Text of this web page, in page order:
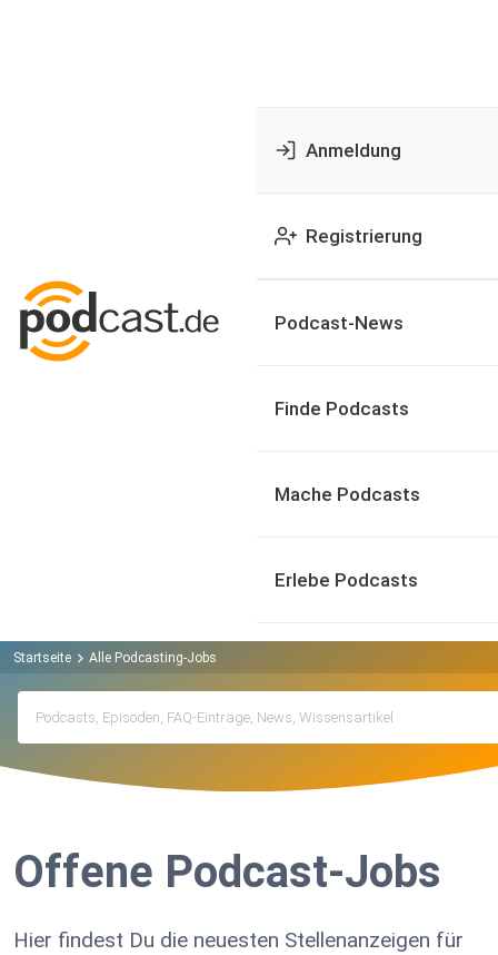
Anmeldung
Registrierung
Podcast-News
Finde Podcasts
Mache Podcasts
Erlebe Podcasts
Startseite Alle Podcasting-Jobs
Offene Podcast-Jobs
Hier findest Du die neuesten Stellenanzeigen für